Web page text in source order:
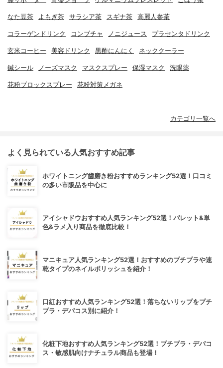
なた豆茶 よもぎ茶 サラシア茶 スギナ茶 高麗人参茶
コラーゲンドリンク コンブチャ ノニジュース プラセンタドリンク
玄米コーヒー 美容ドリンク 黒酢にんにく ネッククーラー
鍼シール ノーズマスク マスクスプレー 保湿マスク 洗眼薬
花粉ブロックスプレー 花粉対策メガネ
カテゴリ一覧へ
よく見られている人気おすすめ記事
ホワイトニング歯磨き粉おすすめランキング52選！口コミ
の多い市販品を中心に
アイシャドウおすすめ人気ランキング52選！パレット&単
色&ラメ入り商品を徹底比較！
マニキュア人気ランキング52選！おすすめのプチプラや速
乾タイプのネイルポリッシュを紹介！
口紅おすすめ人気ランキング52選！落ちないリップをプチ
プラ・デパコス別に紹介！
化粧下地おすすめ人気ランキング52選！プチプラ・デパコ
ス・敏感肌向けナチュラル商品も登場！